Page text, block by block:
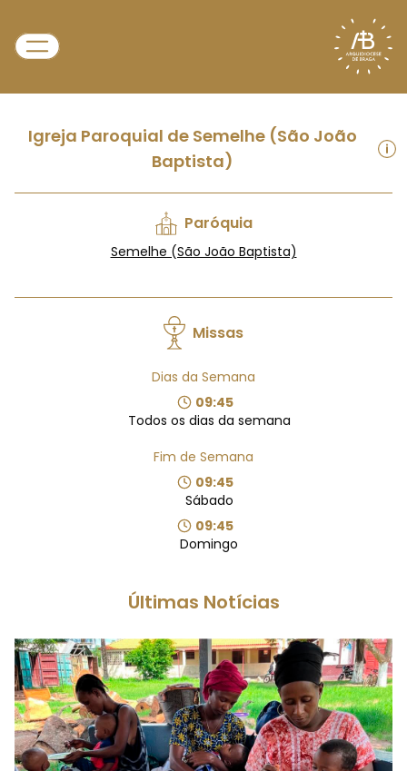
Igreja Paroquial de Semelhe (São João
Baptista)
Paróquia
Semelhe (São João Baptista)
Missas
Dias da Semana
09:45
Todos os dias da semana
Fim de Semana
09:45
Sábado
09:45
Domingo
Últimas Notícias